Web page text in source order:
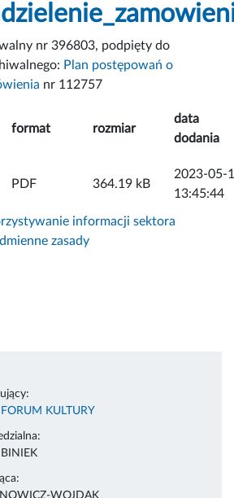
nr 396803, podpięty do
Plan postępowań o
nr 112757
format rozmiar
data
dodania
ZAŁĄCZNIK
PDF 364.19 kB
2023-05-
13:45:44
informacji sektora
zasady
KULTURY
WOJDAK